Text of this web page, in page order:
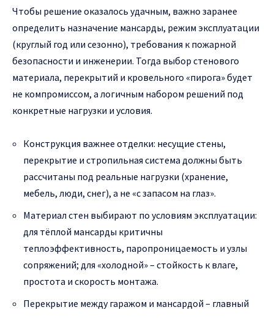
Чтобы решение оказалось удачным, важно заранее
определить назначение мансарды, режим эксплуатации
(круглый год или сезонно), требования к пожарной
безопасности и инженерии. Тогда выбор стенового
материала, перекрытий и кровельного «пирога» будет
не компромиссом, а логичным набором решений под
конкретные нагрузки и условия.
Конструкция важнее отделки: несущие стены,
перекрытие и стропильная система должны быть
рассчитаны под реальные нагрузки (хранение,
мебель, люди, снег), а не «с запасом на глаз».
Материал стен выбирают по условиям эксплуатации:
для тёплой мансарды критичны
теплоэффективность, паропроницаемость и узлы
сопряжений; для «холодной» – стойкость к влаге,
простота и скорость монтажа.
Перекрытие между гаражом и мансардой – главный